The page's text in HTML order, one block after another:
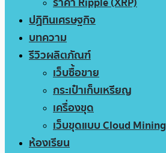
ปฏิทินเศรษฐกิจ
บทความ
รีวิวผลิตภัณฑ์
เว็บซื้อขาย
กระเป๋าเก็บเหรียญ
เครื่องขุด
เว็บขุดแบบ Cloud Mining
ห้องเรียน